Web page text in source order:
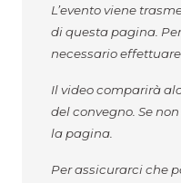
L’evento viene
di questa pagina.
necessario effettuare
Il video comparirà
del convegno. Se
la pagina.
Per assicurarci che